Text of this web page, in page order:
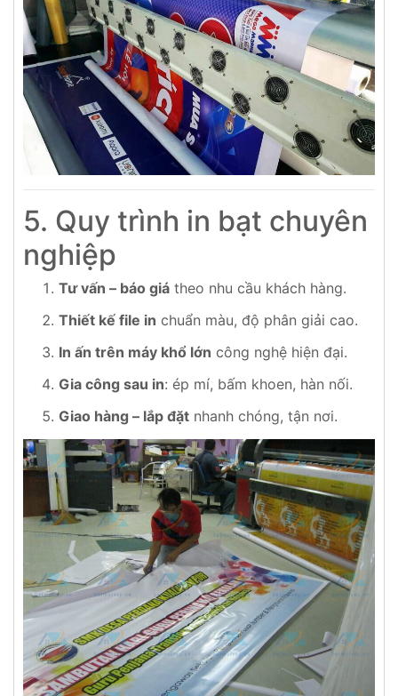
5. Quy trình in bạt chuyên
nghiệp
Tư vấn – báo giá theo nhu cầu khách hàng.
Thiết kế file in chuẩn màu, độ phân giải cao.
In ấn trên máy khổ lớn công nghệ hiện đại.
Gia công sau in: ép mí, bấm khoen, hàn nối.
Giao hàng – lắp đặt nhanh chóng, tận nơi.